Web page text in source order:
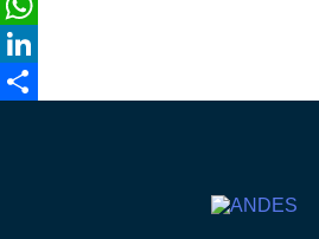
Email
WhatsApp
LinkedIn